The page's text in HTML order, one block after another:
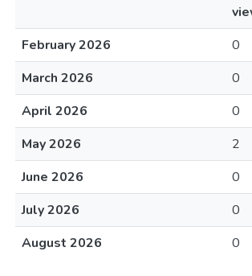
February 2026
0
March 2026
0
April 2026
0
May 2026
2
June 2026
0
July 2026
0
August 2026
0